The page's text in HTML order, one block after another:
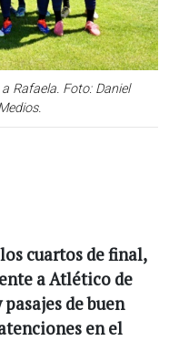
Rafaela. Foto: Daniel
cuartos de final,
a Atlético de
de buen
en el